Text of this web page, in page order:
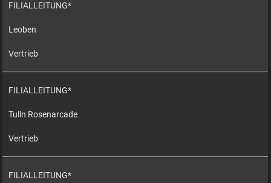
FILIALLEITUNG*
Leoben
Vertrieb
FILIALLEITUNG*
Tulln Rosenarcade
Vertrieb
FILIALLEITUNG*